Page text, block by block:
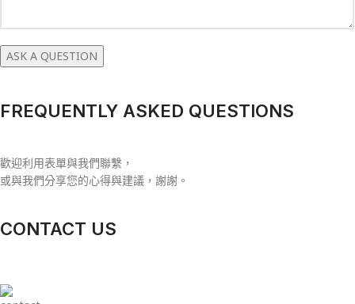
FREQUENTLY ASKED QUESTIONS
歡迎利用表單與我們聯繫，
或與我們分享您的心得與建議，謝謝。
CONTACT US